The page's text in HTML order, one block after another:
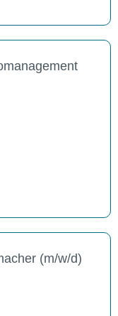
(m/w/d)